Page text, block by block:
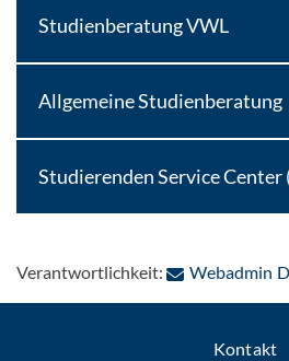
Studienberatung VWL
Allgemeine Studienberatung
Studierenden Service Center
Verantwortlichkeit: Webadmin
Kontakt